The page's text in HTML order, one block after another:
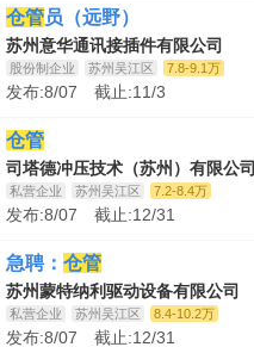
仓管员（远野）
苏州意华通讯接插件有限公司
股份制企业 苏州吴江区 7.8-9.1万
发布:8/07 截止:11/3
仓管
司塔德冲压技术（苏州）有限公司
私营企业 苏州吴江区 7.2-8.4万
发布:8/07 截止:12/31
急聘： 仓管
苏州蒙特纳利驱动设备有限公司
私营企业 苏州吴江区 8.4-10.2万
发布:8/07 截止:12/31